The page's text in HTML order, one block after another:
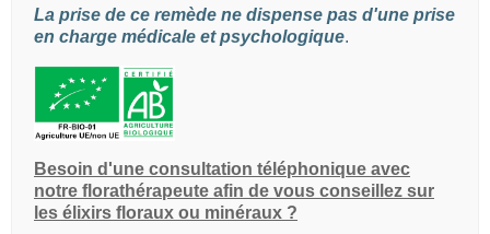
La prise de ce remède ne dispense pas d'une prise
en charge médicale et psychologique.
Besoin d'une consultation téléphonique avec
notre florathérapeute afin de vous conseillez sur
les élixirs floraux ou minéraux ?